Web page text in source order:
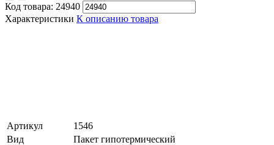
Код товара: 24940
Характеристики К описанию товара
Артикул
1546
Вид
Пакет гипотермический